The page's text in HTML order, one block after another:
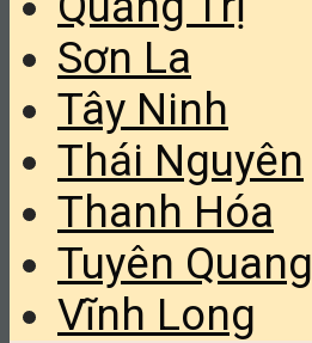
Sơn La
Tây Ninh
Thái Nguyên
Thanh Hóa
Tuyên Quang
Vĩnh Long